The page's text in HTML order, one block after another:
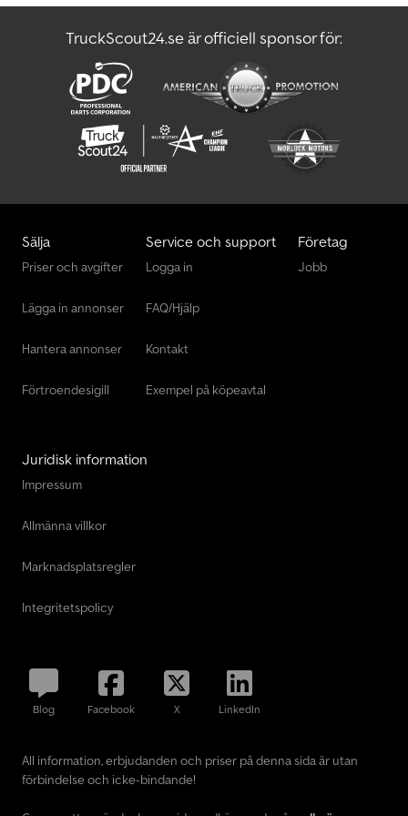
TruckScout24.se är officiell sponsor för:
Sälja
Priser och avgifter
Lägga in annonser
Hantera annonser
Förtroendesigill
Service och support
Logga in
FAQ/Hjälp
Kontakt
Exempel på köpeavtal
Företag
Jobb
Juridisk information
Impressum
Allmänna villkor
Marknadsplatsregler
Integritetspolicy
Blog Facebook X LinkedIn
All information, erbjudanden och priser på denna sida är utan
förbindelse och icke-bindande!